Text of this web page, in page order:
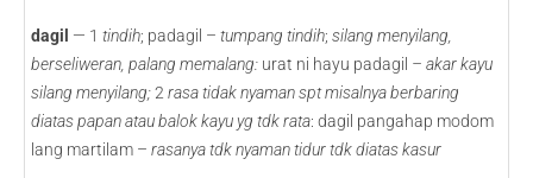
dagil — 1 tindih; padagil – tumpang tindih; silang menyilang,
berseliweran, palang memalang: urat ni hayu padagil – akar kayu
silang menyilang;2 rasa tidak nyaman spt misalnya berbaring
diatas papan atau balok kayu yg tdk rata: dagil pangahap modom
lang martilam – rasanya tdk nyaman tidur tdk diatas kasur